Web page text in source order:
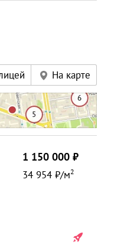
На карте
1 150 000
34 954 /м2